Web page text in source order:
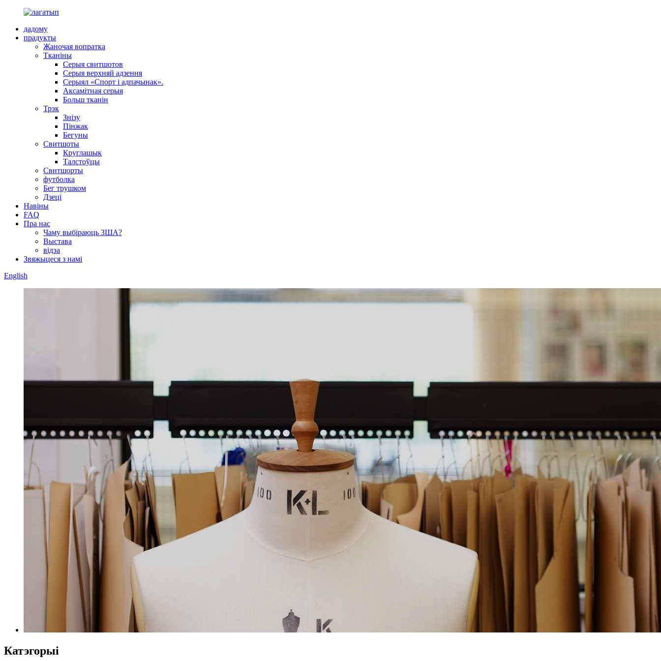
дадому
прадукты
Жаночая вопратка
Тканіны
Серыя свитшотов
Серыя верхняй адзення
Серыял «Спорт і адпачынак».
Аксамітная серыя
Больш тканін
Трэк
Знізу
Пінжак
Бегуны
Свитшоты
Круглашык
Талстоўцы
Свитшорты
футболка
Бег трушком
Дзеці
Навіны
FAQ
Пра нас
Чаму выбіраюць ЗША?
Выстава
відэа
Звяжыцеся з намі
English
Катэгорыі